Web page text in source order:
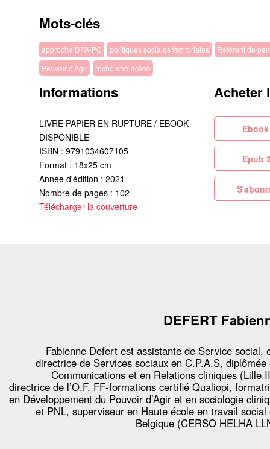
Mots-clés
approche DPA‐PC politiques sociales territoriales
Référent de
Pouvoir d’Agir
recherche‐action
Informations
LIVRE PAPIER EN RUPTURE / EBOOK
DISPONIBLE
ISBN : 9791034607105
Format : 18x25 cm
Année d'édition : 2021
Nombre de pages : 102
Télécharger la couverture
Acheter
DEFERT
Fabienne Defert est assistante de Service social,
directrice de Services sociaux en C.P.A.S, diplômée
Communications et en Relations cliniques (Lille
directrice de l’O.F. FF‐formations certifié Qualiopi,
en Développement du Pouvoir d’Agir et en sociologie
et PNL, superviseur en Haute école en travail social
Belgique (CERSO HELHA